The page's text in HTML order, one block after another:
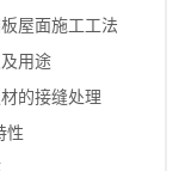
屋面施工工法
用途
的接缝处理
性